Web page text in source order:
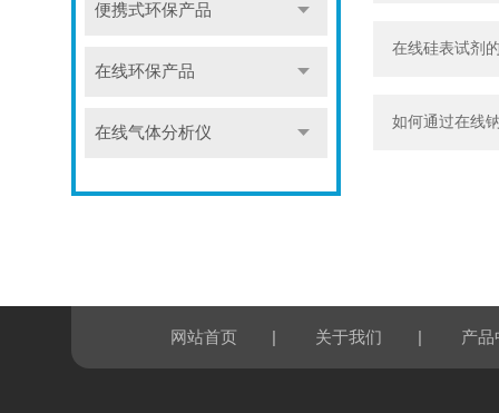
便携式环保产品
在线环保产品
在线气体分析仪
在线硅表试剂
如何通过在线
网站首页 | 关于我们 | 产品